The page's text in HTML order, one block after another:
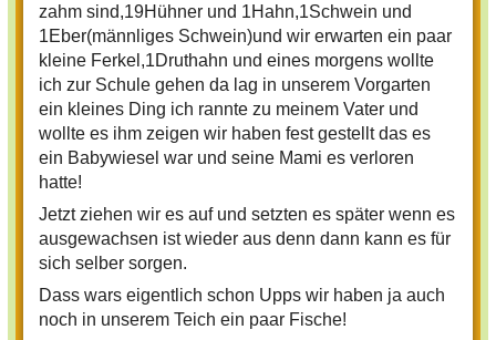
zahm sind,19Hühner und 1Hahn,1Schwein und
1Eber(männliges Schwein)und wir erwarten ein paar
kleine Ferkel,1Druthahn und eines morgens wollte
ich zur Schule gehen da lag in unserem Vorgarten
ein kleines Ding ich rannte zu meinem Vater und
wollte es ihm zeigen wir haben fest gestellt das es
ein Babywiesel war und seine Mami es verloren
hatte!
Jetzt ziehen wir es auf und setzten es später wenn es
ausgewachsen ist wieder aus denn dann kann es für
sich selber sorgen.
Dass wars eigentlich schon Upps wir haben ja auch
noch in unserem Teich ein paar Fische!